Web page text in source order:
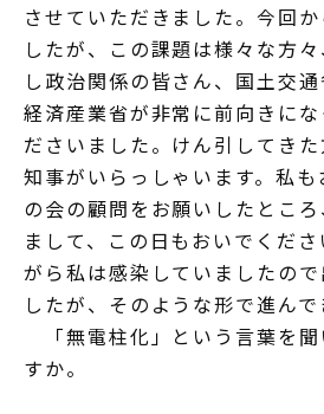
させていただきました。今回
したが、この課題は様々な方
し政治関係の皆さん、国土交
経済産業省が非常に前向きにな
ださいました。けん引してき
知事がいらっしゃいます。私
の会の顧問をお願いしたとこ
まして、この日もおいでくだ
がら私は感染していましたの
したが、そのような形で進んで
「無電柱化」という言葉を聞
すか。